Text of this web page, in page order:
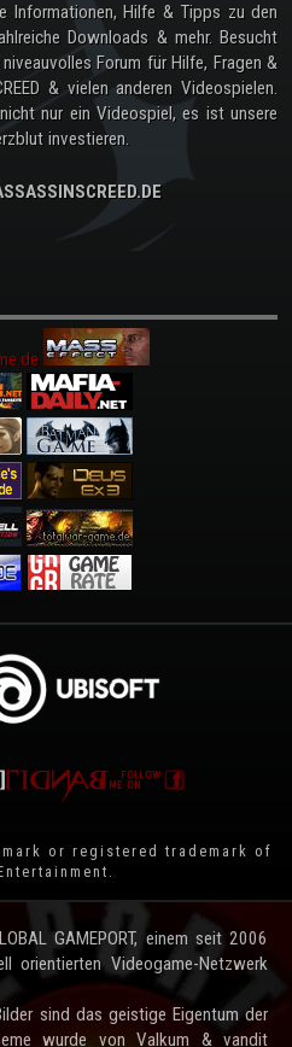
Informationen, Hilfe & Tipps zu den
Downloads & mehr. Besucht
Forum für Hilfe, Fragen &
& vielen anderen Videospielen.
nur ein Videospiel, es ist unsere
investieren.
or registered trademark of
GAMEPORT, einem seit 2006
orientierten Videogame-Netzwerk
sind das geistige Eigentum der
wurde von Valkum & vandit